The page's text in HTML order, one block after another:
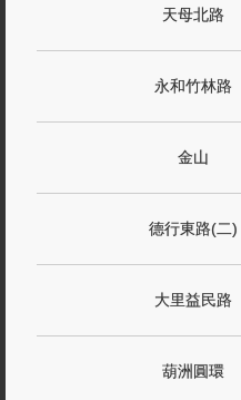
天母北路
永和竹林路
金山
德行東路(二)
大里益民路
葫洲圓環